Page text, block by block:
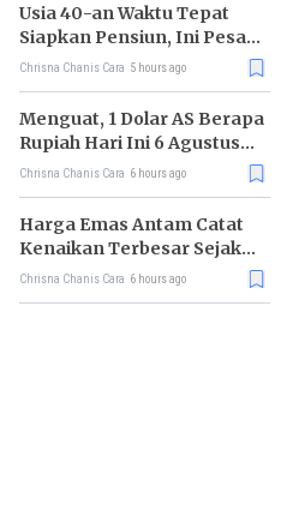
Usia 40-an Waktu Tepat
Siapkan Pensiun, Ini Pesan
Rhenald Kasali
Chrisna Chanis Cara 5 hours ago
Menguat, 1 Dolar AS Berapa
Rupiah Hari Ini 6 Agustus
2026?
Chrisna Chanis Cara 6 hours ago
Harga Emas Antam Catat
Kenaikan Terbesar Sejak
Mei 2026
Chrisna Chanis Cara 6 hours ago